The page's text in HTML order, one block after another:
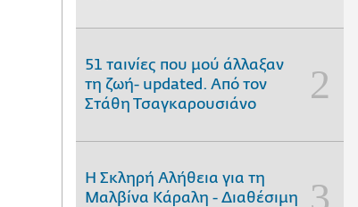
51 ταινίες που μού άλλαξαν
τη ζωή- updated. Aπό τον
Στάθη Τσαγκαρουσιάνο
Η Σκληρή Αλήθεια για τη
Μαλβίνα Κάραλη - Διαθέσιμη